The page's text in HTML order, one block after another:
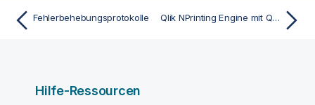
Fehlerbehebungsprotokolle Qlik NPrinting Engine mit QlikView Desktop-Lizenzfehler
Hilfe-Ressourcen